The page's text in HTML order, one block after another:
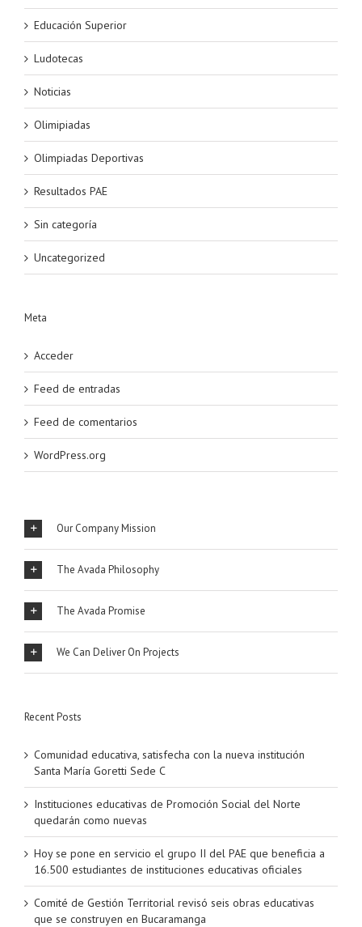
Educación Superior
Ludotecas
Noticias
Olimipiadas
Olimpiadas Deportivas
Resultados PAE
Sin categoría
Uncategorized
Meta
Acceder
Feed de entradas
Feed de comentarios
WordPress.org
Our Company Mission
The Avada Philosophy
The Avada Promise
We Can Deliver On Projects
Recent Posts
Comunidad educativa, satisfecha con la nueva institución
Santa María Goretti Sede C
Instituciones educativas de Promoción Social del Norte
quedarán como nuevas
Hoy se pone en servicio el grupo II del PAE que beneficia a
16.500 estudiantes de instituciones educativas oficiales
Comité de Gestión Territorial revisó seis obras educativas
que se construyen en Bucaramanga